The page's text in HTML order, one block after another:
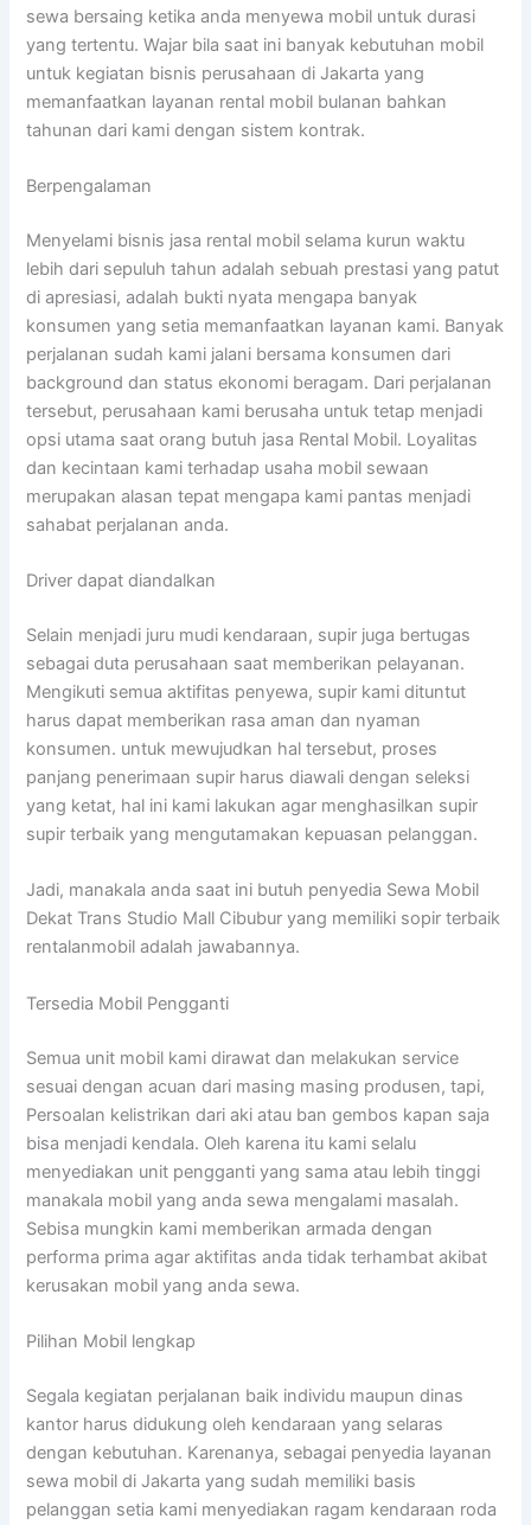
sewa bersaing ketika anda menyewa mobil untuk durasi
yang tertentu. Wajar bila saat ini banyak kebutuhan mobil
untuk kegiatan bisnis perusahaan di Jakarta yang
memanfaatkan layanan rental mobil bulanan bahkan
tahunan dari kami dengan sistem kontrak.
Berpengalaman
Menyelami bisnis jasa rental mobil selama kurun waktu
lebih dari sepuluh tahun adalah sebuah prestasi yang patut
di apresiasi, adalah bukti nyata mengapa banyak
konsumen yang setia memanfaatkan layanan kami. Banyak
perjalanan sudah kami jalani bersama konsumen dari
background dan status ekonomi beragam. Dari perjalanan
tersebut, perusahaan kami berusaha untuk tetap menjadi
opsi utama saat orang butuh jasa Rental Mobil. Loyalitas
dan kecintaan kami terhadap usaha mobil sewaan
merupakan alasan tepat mengapa kami pantas menjadi
sahabat perjalanan anda.
Driver dapat diandalkan
Selain menjadi juru mudi kendaraan, supir juga bertugas
sebagai duta perusahaan saat memberikan pelayanan.
Mengikuti semua aktifitas penyewa, supir kami dituntut
harus dapat memberikan rasa aman dan nyaman
konsumen. untuk mewujudkan hal tersebut, proses
panjang penerimaan supir harus diawali dengan seleksi
yang ketat, hal ini kami lakukan agar menghasilkan supir
supir terbaik yang mengutamakan kepuasan pelanggan.
Jadi, manakala anda saat ini butuh penyedia Sewa Mobil
Dekat Trans Studio Mall Cibubur yang memiliki sopir terbaik
rentalanmobil adalah jawabannya.
Tersedia Mobil Pengganti
Semua unit mobil kami dirawat dan melakukan service
sesuai dengan acuan dari masing masing produsen, tapi,
Persoalan kelistrikan dari aki atau ban gembos kapan saja
bisa menjadi kendala. Oleh karena itu kami selalu
menyediakan unit pengganti yang sama atau lebih tinggi
manakala mobil yang anda sewa mengalami masalah.
Sebisa mungkin kami memberikan armada dengan
performa prima agar aktifitas anda tidak terhambat akibat
kerusakan mobil yang anda sewa.
Pilihan Mobil lengkap
Segala kegiatan perjalanan baik individu maupun dinas
kantor harus didukung oleh kendaraan yang selaras
dengan kebutuhan. Karenanya, sebagai penyedia layanan
sewa mobil di Jakarta yang sudah memiliki basis
pelanggan setia kami menyediakan ragam kendaraan roda